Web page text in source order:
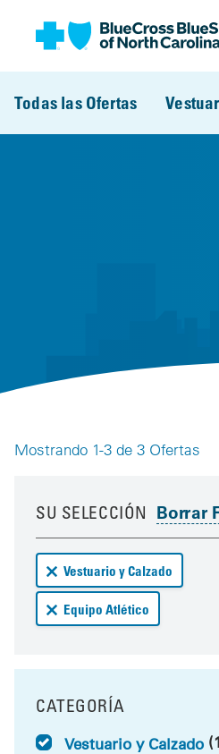
Todas las Ofertas
Mostrando 1-3 de 3 Ofertas
SU SELECCIÓN
Remove Vestuario y
Vestuario y Calzado
Remove Equipo Atlético
Equipo Atlético
FILTRAR POR
CATEGORÍA
Vestuario y Calzado